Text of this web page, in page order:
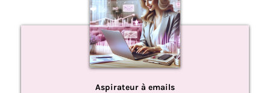
Aspirateur à emails